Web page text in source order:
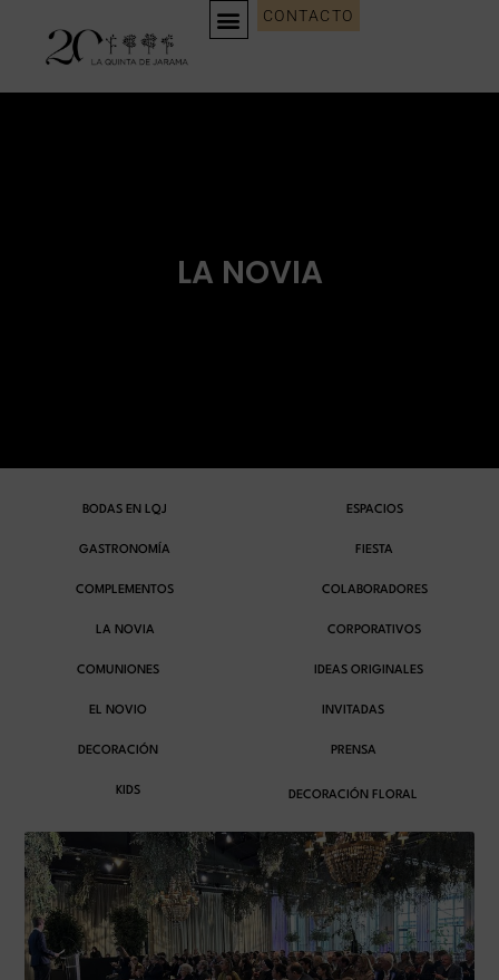
CONTACTO
LA NOVIA
BODAS EN LQJ ESPACIOS
GASTRONOMÍA FIESTA
COMPLEMENTOS COLABORADORES
LA NOVIA CORPORATIVOS
COMUNIONES IDEAS ORIGINALES
EL NOVIO INVITADAS
DECORACIÓN PRENSA
KIDS DECORACIÓN FLORAL